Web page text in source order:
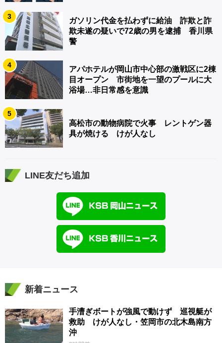
3
ガソリン代金を払わずに給油 詐欺と詐
欺未遂の疑いで72歳の男を逮捕 香川県
警
4
アパホテルが岡山市中心部の激戦区に2棟
目オープン 市街地を一望のプールに大
浴場…非日常感を意識
5
高松市の動物病院で火事 レントゲン器
具が焼ける けが人なし
LINE友だち追加
新着ニュース
手漕ぎボートが強風で動けず 巡視艇が
救助 けが人なし・笠岡市の北木島南方
沖